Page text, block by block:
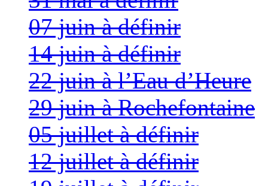
07 juin à définir
14 juin à définir
22 juin à l’Eau d’Heure
29 juin à Rochefontaine
05 juillet à définir
12 juillet à définir